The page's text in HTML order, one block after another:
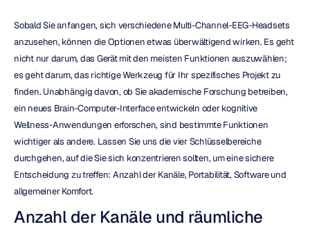
Sobald Sie anfangen, sich verschiedene Multi-Channel-EEG-Headsets
anzusehen, können die Optionen etwas überwältigend wirken. Es geht
nicht nur darum, das Gerät mit den meisten Funktionen auszuwählen;
es geht darum, das richtige Werkzeug für Ihr spezifisches Projekt zu
finden. Unabhängig davon, ob Sie akademische Forschung betreiben,
ein neues Brain-Computer-Interface entwickeln oder kognitive
Wellness-Anwendungen erforschen, sind bestimmte Funktionen
wichtiger als andere. Lassen Sie uns die vier Schlüsselbereiche
durchgehen, auf die Sie sich konzentrieren sollten, um eine sichere
Entscheidung zu treffen: Anzahl der Kanäle, Portabilität, Software und
allgemeiner Komfort.
Anzahl der Kanäle und räumliche